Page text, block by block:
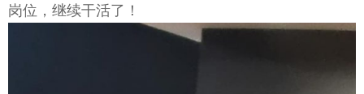
岗位，继续干活了！